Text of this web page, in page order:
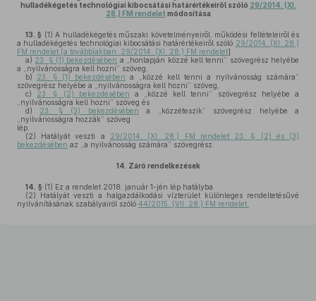
hulladékégetés technológiai kibocsátási határértékeiről szóló 29/2014. (XI.
28.) FM rendelet módosítása
13. § (1) A hulladékégetés műszaki követelményeiről, működési feltételeiről és
a hulladékégetés technológiai kibocsátási határértékeiről szóló 29/2014. (XI. 28.)
FM rendelet [a továbbiakban: 29/2014. (XI. 28.) FM rendelet]
a) 23. § (1) bekezdésében a „honlapján közzé kell tenni” szövegrész helyébe
a „nyilvánosságra kell hozni” szöveg,
b)
23. § (1) bekezdésében a „közzé kell tenni a nyilvánosság számára”
szövegrész helyébe a „nyilvánosságra kell hozni” szöveg,
c)
23. § (2) bekezdésében a „közzé kell tenni” szövegrész helyébe a
„nyilvánosságra kell hozni” szöveg és
d)
23. § (3) bekezdésében a „közzéteszik” szövegrész helyébe a
„nyilvánosságra hozzák” szöveg
lép.
(2) Hatályát veszti a 29/2014. (XI. 28.) FM rendelet 23. § (2) és (3)
bekezdésében az „a nyilvánosság számára” szövegrész.
14. Záró rendelkezések
14. § (1) Ez a rendelet 2018. január 1-jén lép hatályba.
(2) Hatályát veszti a halgazdálkodási vízterület különleges rendeltetésűvé
nyilvánításának szabályairól szóló 44/2015. (VII. 28.) FM rendelet.